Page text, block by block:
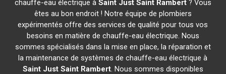
chauffe-eau électrique à Saint Just Saint Rambert? Vous
êtes au bon endroit ! Notre équipe de plombiers
expérimentés offre des services de qualité pour tous vos
besoins en matière de chauffe-eau électrique. Nous
sommes spécialisés dans la mise en place, la réparation et
la maintenance de systèmes de chauffe-eau électrique à
Saint Just Saint Rambert. Nous sommes disponibles